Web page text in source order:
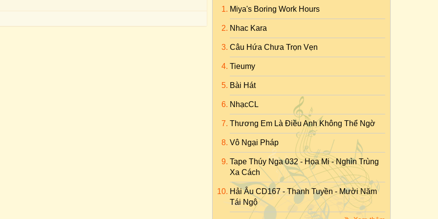
Miya's Boring Work Hours
Nhac Kara
Câu Hứa Chưa Trọn Vẹn
Tieumy
Bài Hát
NhạcCL
Thương Em Là Điều Anh Không Thể Ngờ
Vô Ngại Pháp
Tape Thúy Nga 032 - Họa Mi - Nghìn Trùng
Xa Cách
Hải Âu CD167 - Thanh Tuyền - Mười Năm
Tái Ngộ